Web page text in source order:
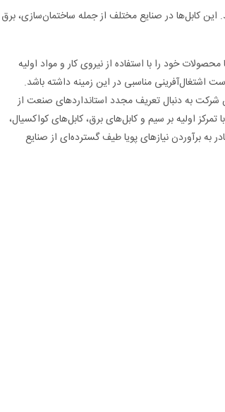
این کابل‌ها در صنایع مختلف از جمله ساختمان‌سازی، برق
خود را با استفاده از نیروی کار و مواد اولیه
اشتغال‌آفرینی مناسبی در این زمینه داشته باشد.
به دنبال تعریف مجدد استانداردهای صنعت از
اولیه بر سیم و کابل‌های برق، کابل‌های کواکسیال،
به برآوردن نیازهای پویا طیف گسترده‌ای از صنایع